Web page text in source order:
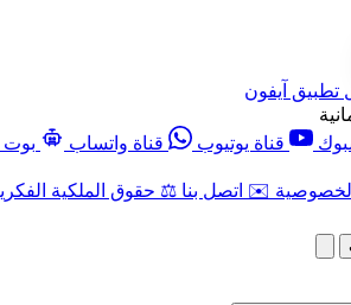
تطبيق آيفون
قناة يوتيوب قناة واتساب
بوت
✉️ اتصل بنا ⚖️ حقوق الملكية